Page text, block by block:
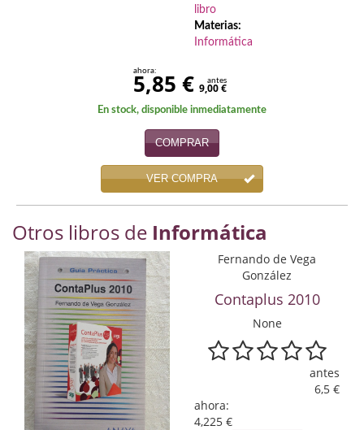
Enciclopedias
Ensayo
Ensayo literario
Filosofía
Física y Química
Física y química
Guerra Civil Española
libro
Materias:
Informática
ahora:
5,85 € antes
9,00 €
En stock, disponible inmediatamente
COMPRAR
VER COMPRA
Otros libros de Informática
Fernando de Vega
González
Contaplus 2010
None
antes
6,5 €
ahora:
4,225 €